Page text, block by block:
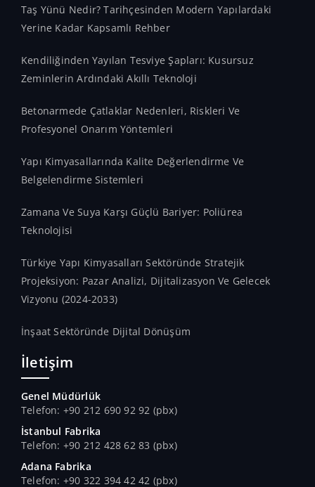
Taş Yünü Nedir? Tarihçesinden Modern Yapılardaki
Yerine Kadar Kapsamlı Rehber
Kendiliğinden Yayılan Tesviye Şapları: Kusursuz
Zeminlerin Ardındaki Akıllı Teknoloji
Betonarmede Çatlaklar Nedenleri, Riskleri Ve
Profesyonel Onarım Yöntemleri
Yapı Kimyasallarında Kalite Değerlendirme Ve
Belgelendirme Sistemleri
Zamana Ve Suya Karşı Güçlü Bariyer: Poliürea
Teknolojisi
Türkiye Yapı Kimyasalları Sektöründe Stratejik
Projeksiyon: Pazar Analizi, Dijitalizasyon Ve Gelecek
Vizyonu (2024-2033)
İnşaat Sektöründe Dijital Dönüşüm
İletişim
Genel Müdürlük
Telefon: +90 212 690 92 92 (pbx)
İstanbul Fabrika
Telefon: +90 212 428 62 83 (pbx)
Adana Fabrika
Telefon: +90 322 394 42 42 (pbx)